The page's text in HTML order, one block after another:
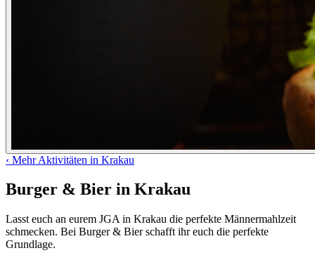
‹ Mehr Aktivitäten in Krakau
Burger & Bier in Krakau
Lasst euch an eurem JGA in Krakau die perfekte Männermahlzeit
schmecken. Bei Burger & Bier schafft ihr euch die perfekte
Grundlage.